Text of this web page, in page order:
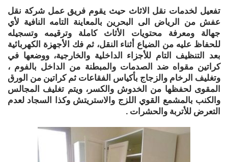
تفعيل لخدمات نقل الاثاث حيث يقوم فريق عمل شركة نقل
عفش من الرياض الى البحرين بالمعاينة التامه النافية لأي
جهالة ومعرفة محتويات الأثاث كاملة وترقيمه وتسجيله
للحفاظ عليه من الضياع أثناء النقل، ثم فك الأجهزة الكهربائية
بعد التنظيف التام للأجزاء الداخلية والخارجية، ووضعها في
كراتين مقواه ضد الصدمات والمبطنة من الداخل بالفوم ،
وتغليف الرخام والزجاج بأكياس الفقاعات ثم كراتين من الورق
المقوى لحفظها من الخدوش والكسر، ويتم تغليف المجالس
والكنب بالمشمع القوي اللزج والاستريتش وكذا السجاد لعدم
التعرض للأتربة والحشرات .